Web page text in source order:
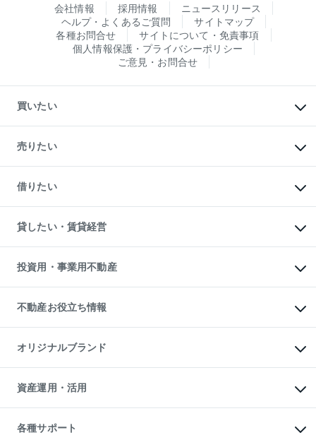
会社情報 採用情報
ニュースリリース
ヘルプ・よくあるご質問
サイトマップ
各種お問合せ
サイトについて・免責事項
個人情報保護・プライバシーポリシー
ご意見・お問合せ
買いたい
新築・分譲マンションの購入
中古マンションの購入
一戸建ての購入
中古一戸建ての購入
不動産購入の流れ
注目キーワード物件特集
購入ガイド
English 繁体中文簡体中文
売りたい
一戸建ての売却・査定
土地の売却・査定
スピードAI査定
不動産査定について
不動産売却の流れ
不動産買換えの流れ
売却ガイド
借りたい
オフィス・店舗の賃貸
借りるときの流れ
借りるガイド
貸したい・賃貸経営
マンション賃料データ
賃貸管理プラン
リロケーションについて
貸すガイド
投資用・事業用不動産
事業用不動産
マンション投資
投資用マンション
アパート経営
収益物件
ビル購入（ビル一棟）
投資用不動産の売却査定
事業用不動産の売却査定
不動産お役立ち情報
マンションライブラリー
人気マンションランキング
暮らしに役立つ不動産メディア
不動産相場・不動産価格情報
不動産コラム・ニュース
不動産用語集
オリジナルブランド
一棟リノベーションマンション
L`GENTE（ルジェンテ）
区分リノベーションマンション
投資用一棟レジデンスWELL
資産運用・活用
不動産M&A
各種サポート